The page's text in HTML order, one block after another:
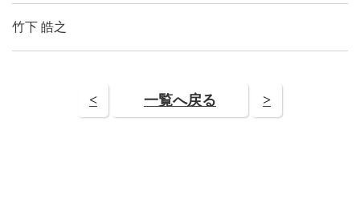
竹下 皓之
< 一覧へ戻る >